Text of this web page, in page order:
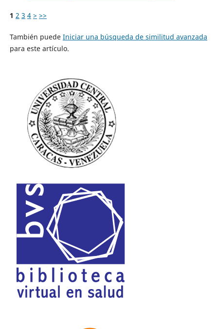
1 2 3 4 > >>
También puede Iniciar una búsqueda de similitud avanzada
para este artículo.